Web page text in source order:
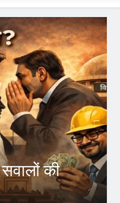
1 Year Ago
के फैसले से
को होगा